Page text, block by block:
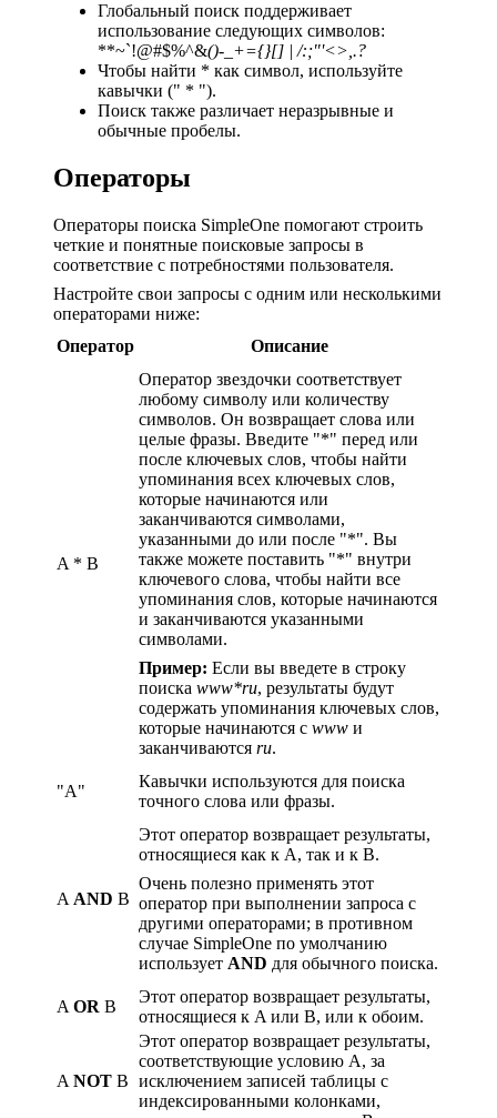
Глобальный поиск поддерживает
использование следующих символов:
**~`!@#$%^&()-_+={}[] | /:;"'<>,.?
Чтобы найти * как символ, используйте
кавычки (" * ").
Поиск также различает неразрывные и
обычные пробелы.
Операторы
Операторы поиска SimpleOne помогают строить
четкие и понятные поисковые запросы в
соответствие с потребностями пользователя.
Настройте свои запросы с одним или несколькими
операторами ниже:
Оператор
Описание
A * B
Оператор звездочки соответствует
любому символу или количеству
символов. Он возвращает слова или
целые фразы. Введите "*" перед или
после ключевых слов, чтобы найти
упоминания всех ключевых слов,
которые начинаются или
заканчиваются символами,
указанными до или после "*". Вы
также можете поставить "*" внутри
ключевого слова, чтобы найти все
упоминания слов, которые начинаются
и заканчиваются указанными
символами.
Пример: Если вы введете в строку
поиска www*ru, результаты будут
содержать упоминания ключевых слов,
которые начинаются с www и
заканчиваются ru.
"A"
Кавычки используются для поиска
точного слова или фразы.
A AND B
Этот оператор возвращает результаты,
относящиеся как к A, так и к B.
Очень полезно применять этот
оператор при выполнении запроса с
другими операторами; в противном
случае SimpleOne по умолчанию
использует AND для обычного поиска.
A OR B
Этот оператор возвращает результаты,
относящиеся к A или B, или к обоим.
A NOT B
Этот оператор возвращает результаты,
соответствующие условию А, за
исключением записей таблицы с
индексированными колонками,